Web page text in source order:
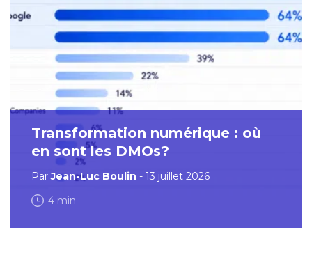
Transformation numérique : où
en sont les DMOs?
ParJean-Luc Boulin - 13 juillet 2026
4 min